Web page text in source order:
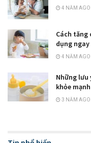
4 NĂM AGO
Cách tăng
dụng ngay
4 NĂM AGO
Những lưu
khỏe mạnh
3 NĂM AGO